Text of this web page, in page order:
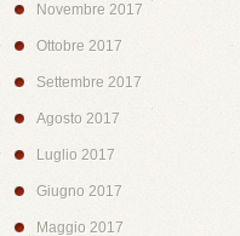
Novembre 2017
Ottobre 2017
Settembre 2017
Agosto 2017
Luglio 2017
Giugno 2017
Maggio 2017